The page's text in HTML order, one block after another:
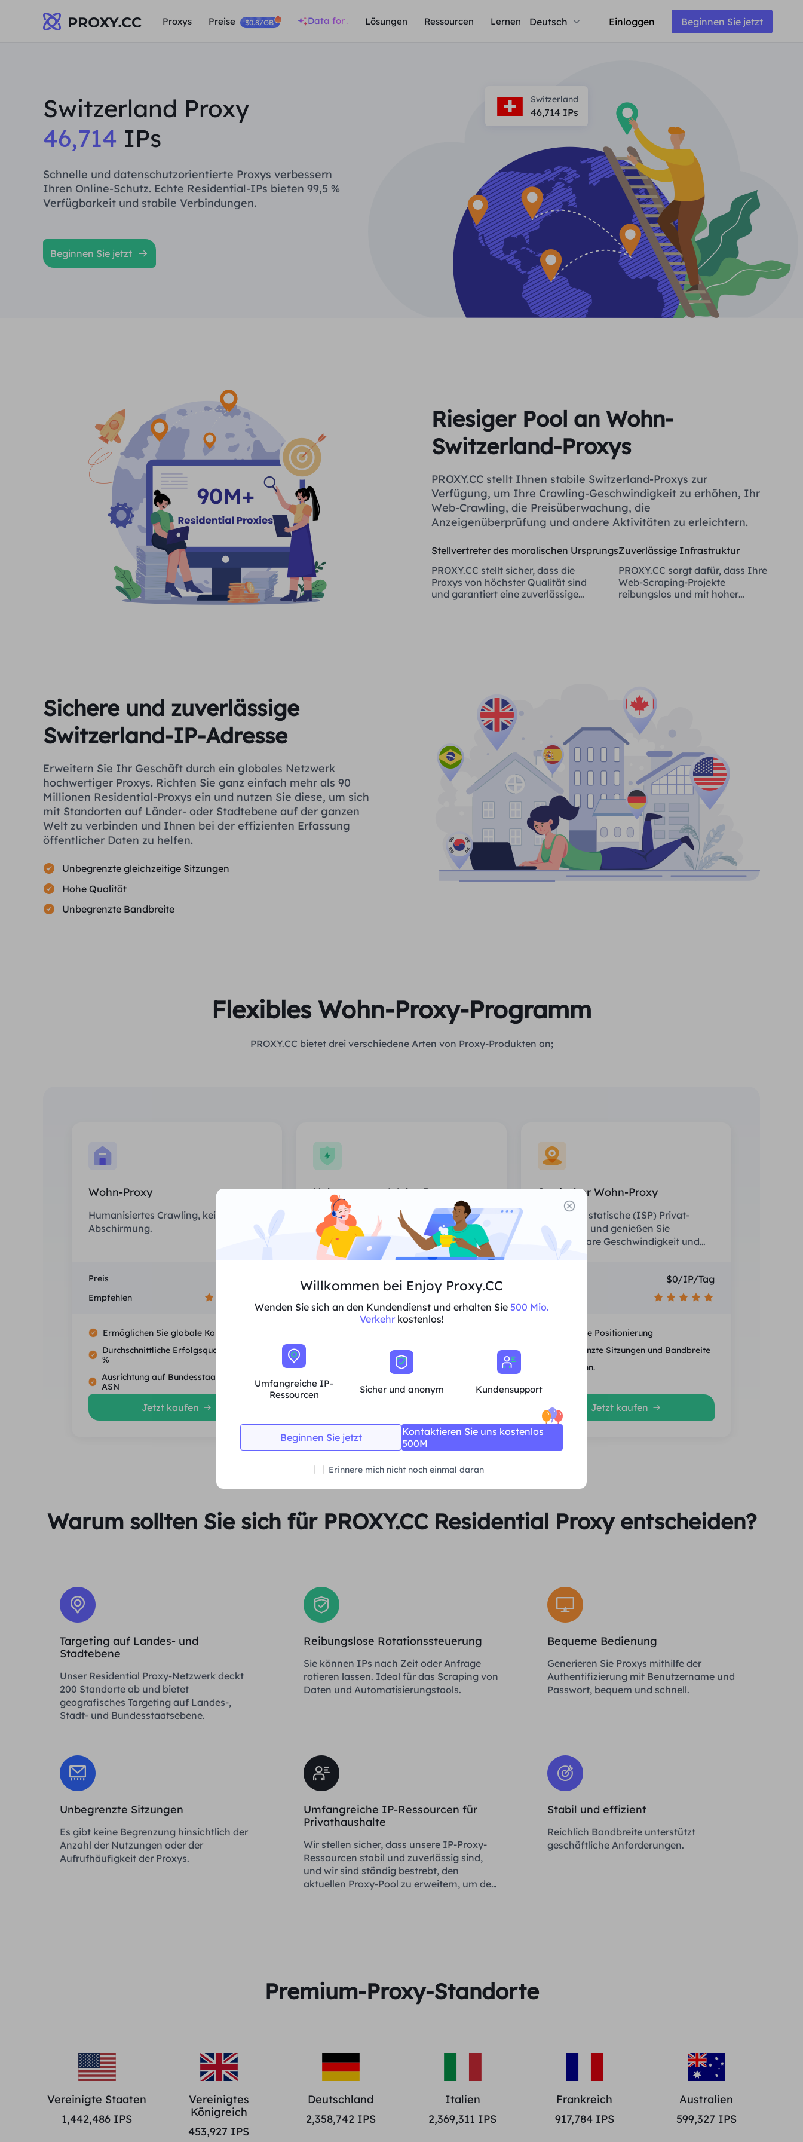
Proxys Preise $0.8/GB Data for AI Lösungen Ressourcen Lernen Deutsch Einloggen Beginnen Sie jetzt
Switzerland Proxy
46,714 IPs
Schnelle und datenschutzorientierte Proxys verbessern
Ihren Online-Schutz. Echte Residential-IPs bieten 99,5 %
Verfügbarkeit und stabile Verbindungen.
Beginnen Sie jetzt
Switzerland
46,714 IPs
Riesiger Pool an Wohn-
Switzerland-Proxys
PROXY.CC stellt Ihnen stabile Switzerland-Proxys zur
Verfügung, um Ihre Crawling-Geschwindigkeit zu erhöhen, Ihr
Web-Crawling, die Preisüberwachung, die
Anzeigenüberprüfung und andere Aktivitäten zu erleichtern.
Stellvertreter des moralischen Ursprungs
PROXY.CC stellt sicher, dass die
Proxys von höchster Qualität sind
und garantiert eine zuverlässige
Zuverlässige Infrastruktur
PROXY.CC sorgt dafür, dass Ihre
Web-Scraping-Projekte
reibungslos und mit hoher
Sichere und zuverlässige
Switzerland-IP-Adresse
Erweitern Sie Ihr Geschäft durch ein globales Netzwerk
hochwertiger Proxys. Richten Sie ganz einfach mehr als 90
Millionen Residential-Proxys ein und nutzen Sie diese, um sich
mit Standorten auf Länder- oder Stadtebene auf der ganzen
Welt zu verbinden und Ihnen bei der effizienten Erfassung
öffentlicher Daten zu helfen.
Unbegrenzte gleichzeitige Sitzungen
Hohe Qualität
Unbegrenzte Bandbreite
Flexibles Wohn-Proxy-Programm
PROXY.CC bietet drei verschiedene Arten von Proxy-Produkten an;
Wohn-Proxy
Humanisiertes Crawling, keine IP-
Abschirmung.
Preis
Empfehlen
Ermöglichen Sie globale Konnektivität
Durchschnittliche Erfolgsquote von 99.5
%
Ausrichtung auf Bundesstaat, Stadt und
ASN
Jetzt kaufen
Unbegrenzter Wohn-Proxy
Unbegrenzte Nutzung von Wohn-
Proxies, zufällig zugewiesene Länder.
Preis $0/Tag
Unbegrenzte Sitzungen und Bandbreite
Statischer Wohn-Proxy
Rüsten Sie statische (ISP) Privat-
Proxys aus und genießen Sie
unschlagbare Geschwindigkeit und
Stabilität.
$0/IP/Tag
Nationale Positionierung
Unbegrenzte Sitzungen und Bandbreite
Durchschn.
Jetzt kaufen
Warum sollten Sie sich für PROXY.CC Residential Proxy entscheiden?
Targeting auf Landes- und
Stadtebene
Unser Residential Proxy-Netzwerk deckt
200 Standorte ab und bietet
geografisches Targeting auf Landes-,
Stadt- und Bundesstaatsebene.
Reibungslose Rotationssteuerung
Sie können IPs nach Zeit oder Anfrage
rotieren lassen. Ideal für das Scraping von
Daten und Automatisierungstools.
Bequeme Bedienung
Generieren Sie Proxys mithilfe der
Authentifizierung mit Benutzername und
Passwort, bequem und schnell.
Unbegrenzte Sitzungen
Es gibt keine Begrenzung hinsichtlich der
Anzahl der Nutzungen oder der
Aufrufhäufigkeit der Proxys.
Umfangreiche IP-Ressourcen für
Privathaushalte
Wir stellen sicher, dass unsere IP-Proxy-
Ressourcen stabil und zuverlässig sind,
und wir sind ständig bestrebt, den
aktuellen Proxy-Pool zu erweitern, um den
Stabil und effizient
Reichlich Bandbreite unterstützt
geschäftliche Anforderungen.
Premium-Proxy-Standorte
Vereinigte Staaten
1,442,486 IPS
Vereinigtes
Königreich
453,927 IPS
Deutschland
2,358,742IPS
Italien
2,369,311 IPS
Frankreich
917,784IPS
Australien
599,327 IPS
Willkommen bei Enjoy Proxy.CC
Wenden Sie sich an den Kundendienst und erhalten Sie 500 Mio.
Verkehrkostenlos!
Umfangreiche IP-
Ressourcen
Sicher und anonym Kundensupport
Beginnen Sie jetzt
Kontaktieren Sie uns kostenlos
500M
Erinnere mich nicht noch einmal daran